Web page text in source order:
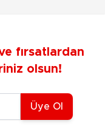
fırsatlardan
olsun!
Adresiniz
Üye Ol